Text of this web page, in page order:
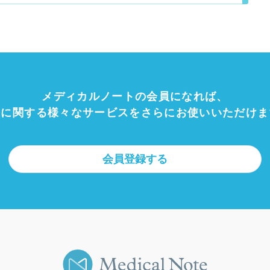
メディカルノートの会員になれば、
関する様々なサービスをさらにお使いいただけ
会員登録する